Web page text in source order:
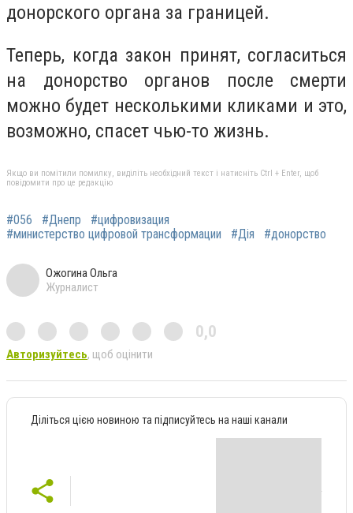
донорского органа за границей.
Теперь, когда закон принят, согласиться
на донорство органов после смерти
можно будет несколькими кликами и это,
возможно, спасет чью-то жизнь.
Якщо ви помітили помилку, виділіть необхідний текст і натисніть Ctrl + Enter, щоб
повідомити про це редакцію
#056 #Днепр
#цифровизация
#министерство цифровой трансформации
#Дія #донорство
Ожогина Ольга
Журналист
0,0
Авторизуйтесь, щоб оцінити
Діліться цією новиною та підписуйтесь на наші канали